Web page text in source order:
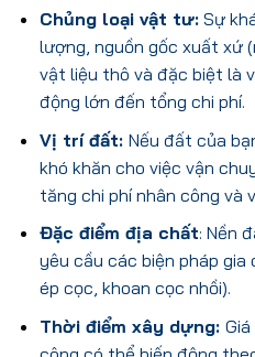
Chủng loại vật tư:Sự
lượng, nguồn gốc xuất xứ
vật liệu thô và đặc biệt là
động lớn đến tổng chi phí.
Vị trí đất: Nếu đất của
khó khăn cho việc vận
tăng chi phí nhân công và
Đặc điểm địa chất: Nền
yêu cầu các biện pháp
ép cọc, khoan cọc nhồi).
Thời điểm xây dựng: